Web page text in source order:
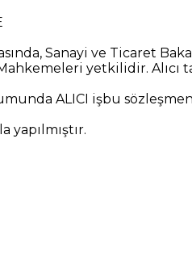
Sanayi ve Ticaret
yetkilidir. Alıcı
ALICI işbu
yapılmıştır.